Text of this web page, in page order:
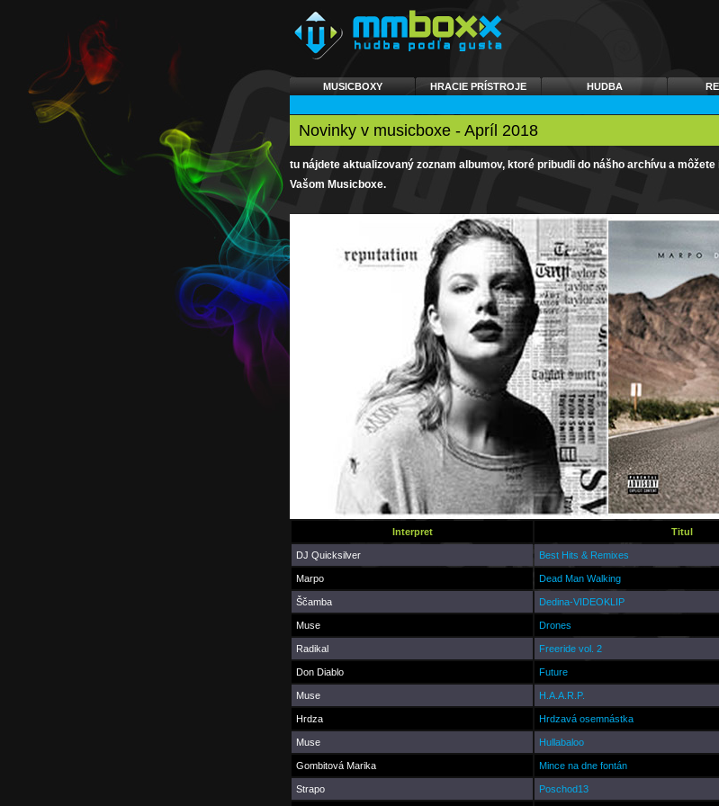
MUSICBOXY HRACIE PRÍSTROJE HUDBA
Novinky v musicboxe - Apríl 2018
tu nájdete aktualizovaný zoznam albumov, ktoré pribudli do nášho archívu a
Vašom Musicboxe.
Interpret Titul
DJ Quicksilver Best Hits & Remixes
Marpo Dead Man Walking
Ščamba Dedina-VIDEOKLIP
Muse Drones
Radikal Freeride vol. 2
Don Diablo Future
Muse H.A.A.R.P.
Hrdza Hrdzavá osemnástka
Muse Hullabaloo
Gombitová Marika Mince na dne fontán
Strapo Poschod13